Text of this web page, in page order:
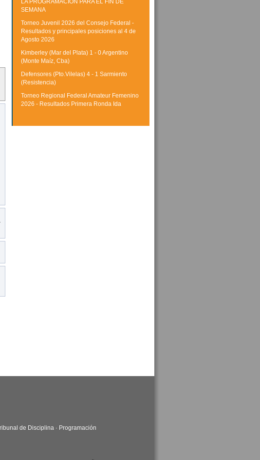
LA PROGRAMACIÓN PARA EL FIN DE
SEMANA
Torneo Juvenil 2026 del Consejo Federal -
Resultados y principales posiciones al 4 de
Agosto 2026
Kimberley (Mar del Plata) 1 - 0 Argentino
(Monte Maíz, Cba)
Defensores (Pto.Vilelas) 4 - 1 Sarmiento
(Resistencia)
Torneo Regional Federal Amateur Femenino
2026 - Resultados Primera Ronda Ida
de Disciplina · Programación